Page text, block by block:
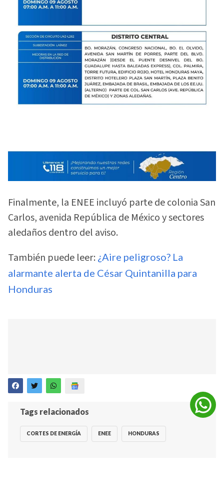
Finalmente, la ENEE incluyó parte de colonia San
Carlos, avenida República de México y sectores
aledaños dentro del aviso.
También puede leer: ¿Aire peligroso? La
alarmante alerta de César Quintanilla para
Honduras
Tags relacionados
CORTES DE ENERGÍA ENEE HONDURAS